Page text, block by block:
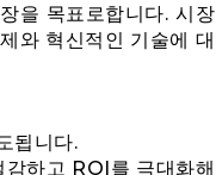
을 목표로합니다. 시장
와 혁신적인 기술에 대
됩니다.
하고 ROI를 극대화해